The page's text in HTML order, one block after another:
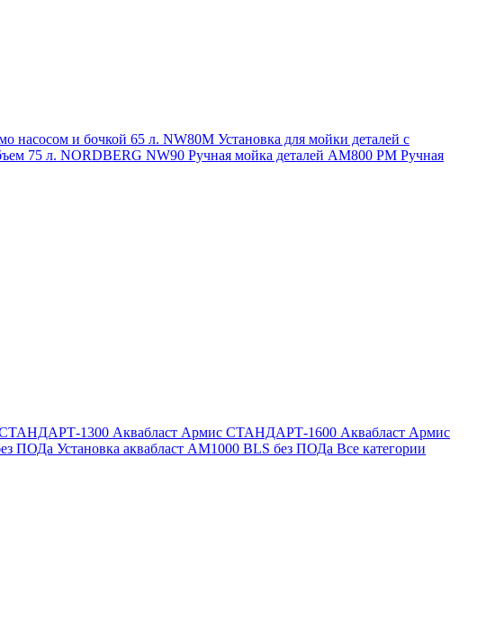
насосом и бочкой 65 л. NW80M Установка для мойки деталей с
75 л. NORDBERG NW90 Ручная мойка деталей АМ800 РМ Ручная
СТАНДАРТ-1300 Аквабласт Армис СТАНДАРТ-1600 Аквабласт Армис
ПОДа Установка аквабласт AM1000 BLS без ПОДа Все категории